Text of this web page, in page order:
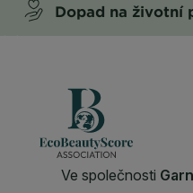
Dopad na životní